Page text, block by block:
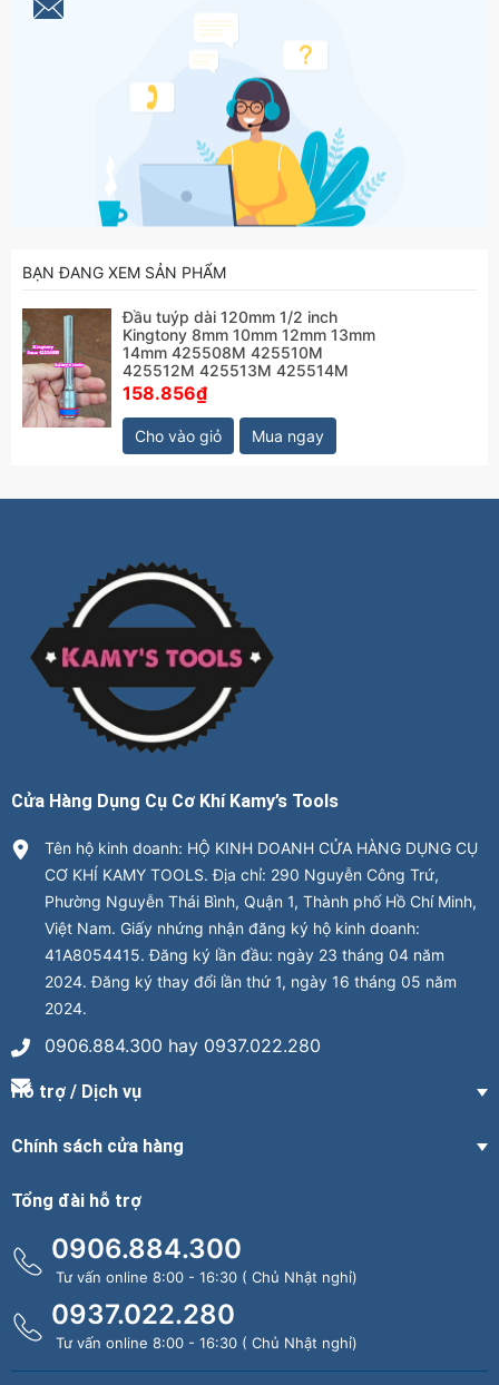
BẠN ĐANG XEM SẢN PHẨM
Đầu tuýp dài 120mm 1/2 inch
Kingtony 8mm 10mm 12mm 13mm
14mm 425508M 425510M
425512M 425513M 425514M
158.856₫
Cho vào giỏ Mua ngay
Cửa Hàng Dụng Cụ Cơ Khí Kamy’s Tools
Tên hộ kinh doanh: HỘ KINH DOANH CỬA HÀNG DỤNG CỤ
CƠ KHÍ KAMY TOOLS. Địa chỉ: 290 Nguyễn Công Trứ,
Phường Nguyễn Thái Bình, Quận 1, Thành phố Hồ Chí Minh,
Việt Nam. Giấy nhứng nhận đăng ký hộ kinh doanh:
41A8054415. Đăng ký lần đầu: ngày 23 tháng 04 năm
2024. Đăng ký thay đổi lần thứ 1, ngày 16 tháng 05 năm
2024.
0906.884.300 hay 0937.022.280
Hỗ trợ / Dịch vụ
Chính sách cửa hàng
Tổng đài hỗ trợ
0906.884.300
Tư vấn online 8:00 - 16:30 ( Chủ Nhật nghỉ)
0937.022.280
Tư vấn online 8:00 - 16:30 ( Chủ Nhật nghỉ)